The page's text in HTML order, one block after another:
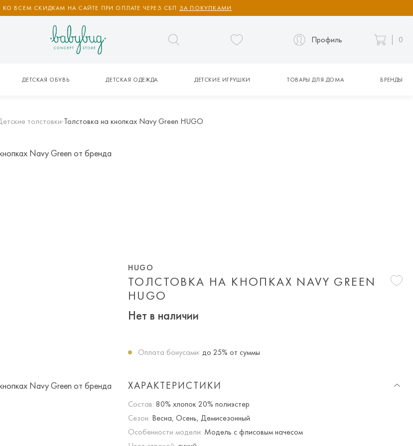
ВСЕМ СКИДКАМ НА САЙТЕ ПРИ ОПЛАТЕ ЧЕРЕЗ СБП ЗА ПОКУПКАМИ
Профиль 0
ДЕТСКАЯ ОБУВЬ ДЕТСКАЯ ОДЕЖДА ДЕТСКИЕ ИГРУШКИ ТОВАРЫ ДЛЯ ДОМА БРЕНДЫ
толстовки Толстовка на кнопках Navy Green HUGO
ТОЛСТОВКА НА КНОПКАХ NAVY GREEN
HUGO
HUGO
Нет в наличии
Оплата бонусами: до 25% от суммы
ХАРАКТЕРИСТИКИ
Состав: 80% хлопок 20% полиэстер
Сезон: Весна, Осень, Демисезонный
Особенности модели: Модель с флисовым начесом